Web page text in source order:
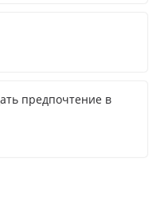
предпочтение в